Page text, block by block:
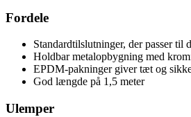
Fordele
Standardtilslutninger, der passer til
Holdbar metalopbygning med
EPDM-pakninger giver tæt og
God længde på 1,5 meter
Ulemper